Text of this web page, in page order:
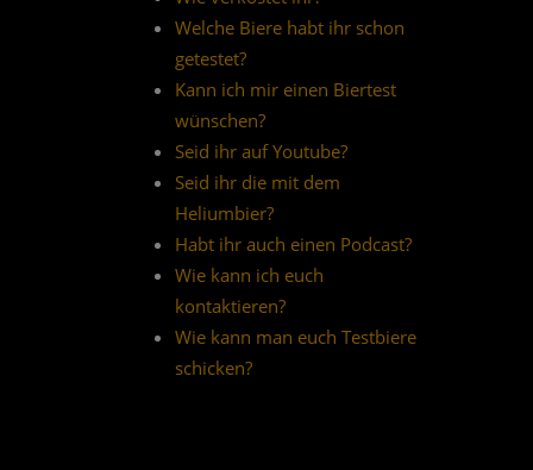
Welche Biere habt ihr schon
getestet?
Kann ich mir einen Biertest
wünschen?
Seid ihr auf Youtube?
Seid ihr die mit dem
Heliumbier?
Habt ihr auch einen Podcast?
Wie kann ich euch
kontaktieren?
Wie kann man euch Testbiere
schicken?